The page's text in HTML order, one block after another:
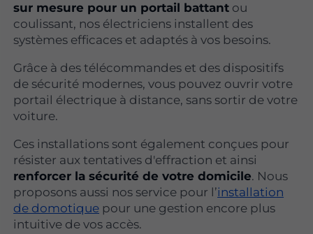
sur mesure pour un portail battant ou
coulissant, nos électriciens installent des
systèmes efficaces et adaptés à vos besoins.
Grâce à des télécommandes et des dispositifs
de sécurité modernes, vous pouvez ouvrir votre
portail électrique à distance, sans sortir de votre
voiture.
Ces installations sont également conçues pour
résister aux tentatives d'effraction et ainsi
renforcer la sécurité de votre domicile. Nous
proposons aussi nos service pour l’installation
de domotique pour une gestion encore plus
intuitive de vos accès.